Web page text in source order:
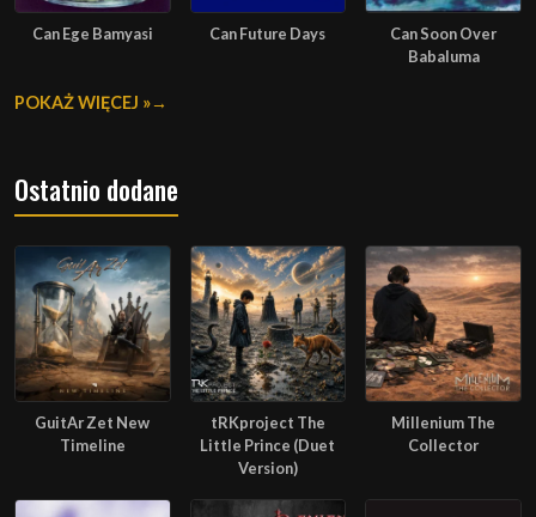
Can Ege Bamyasi Can Future Days
Can Soon Over
Babaluma
POKAŻ WIĘCEJ »
Ostatnio dodane
GuitAr Zet New
Timeline
tRKproject The
Little Prince (Duet
Version)
Millenium The
Collector